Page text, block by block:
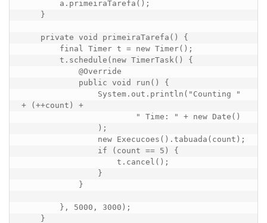
+ (++count) +